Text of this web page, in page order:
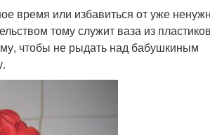
время или избавиться от уже
тому служит ваза из
чтобы не рыдать над бабушкиным